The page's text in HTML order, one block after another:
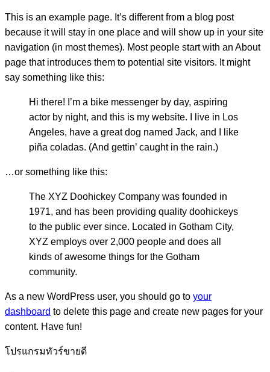
This is an example page. It’s different from a blog post
because it will stay in one place and will show up in your site
navigation (in most themes). Most people start with an About
page that introduces them to potential site visitors. It might
say something like this:
Hi there! I’m a bike messenger by day, aspiring
actor by night, and this is my website. I live in Los
Angeles, have a great dog named Jack, and I like
piña coladas. (And gettin’ caught in the rain.)
…or something like this:
The XYZ Doohickey Company was founded in
1971, and has been providing quality doohickeys
to the public ever since. Located in Gotham City,
XYZ employs over 2,000 people and does all
kinds of awesome things for the Gotham
community.
As a new WordPress user, you should go to your
dashboard to delete this page and create new pages for your
content. Have fun!
โปรแกรมทัวร์ขายดี